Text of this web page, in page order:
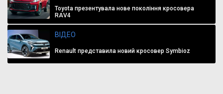
Toyota презентувала нове покоління кросовера
RAV4
ВІДЕО
Renault представила новий кросовер Symbioz